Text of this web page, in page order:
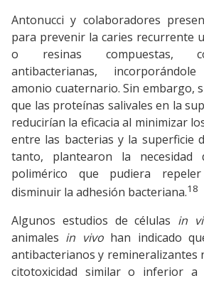
Antonucci y colaboradores
para prevenir la caries recurrente
o resinas compuestas,
antibacterianas,
amonio cuaternario. Sin embargo,
que las proteínas salivales en la
reducirían la eficacia al minimizar
entre las bacterias y la superficie
tanto, plantearon la necesidad
polimérico que pudiera
disminuir la adhesión bacteriana.18
Algunos estudios de células in
animales in vivohan indicado
antibacterianos y remineralizantes
citotoxicidad similar o inferior a